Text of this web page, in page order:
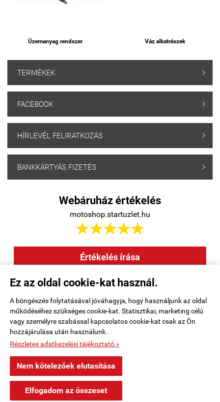
Ez az oldal cookie-kat használ.
A böngészés folytatásával jóváhagyja, hogy használjunk az oldal
működéséhez szükséges cookie-kat. Statisztikai, marketing célú
vagy személyre szabással kapcsolatos cookie-kat csak az Ön
hozzájárulása után használunk.
Részletes adatkezelési tájékoztató »
Nem kötelezőek elutasítása
Elfogadom az összeset
Üzemanyag rendszer Váz alkatrészek
TERMÉKEK 
FACEBOOK 
HÍRLEVÉL FELIRATKOZÁS 
BANKKÁRTYÁS FIZETÉS 
Webáruház értékelés
motoshop.startuzlet.hu

Értékelés írása
Rendelési feltételek|Elérhetőségek|Kosár tartalma, megrendelés
Oldaltérkép|
motoshop.startuzlet.hu - SB Motoralkatrész Kft.
Webáruház készítés
Korcz Mosonmagyaróvár településről
Vásárolt a webáruházban
52 perccel ezelőtt 